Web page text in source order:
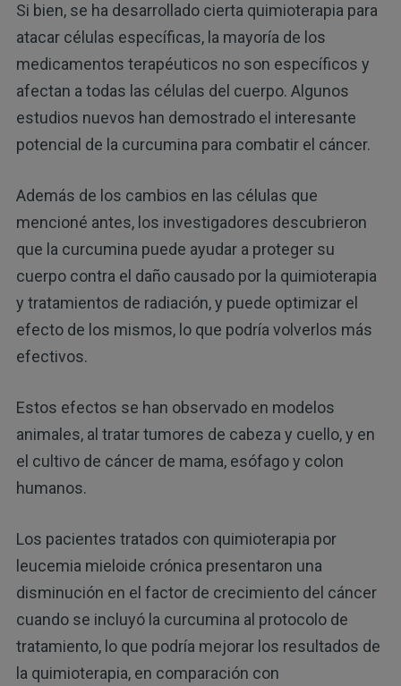
Si bien, se ha desarrollado cierta quimioterapia para
atacar células específicas, la mayoría de los
medicamentos terapéuticos no son específicos y
afectan a todas las células del cuerpo. Algunos
estudios nuevos han demostrado el interesante
potencial de la curcumina para combatir el cáncer.
Además de los cambios en las células que
mencioné antes, los investigadores descubrieron
que la curcumina puede ayudar a proteger su
cuerpo contra el daño causado por la quimioterapia
y tratamientos de radiación, y puede optimizar el
efecto de los mismos, lo que podría volverlos más
efectivos.
Estos efectos se han observado en modelos
animales, al tratar tumores de cabeza y cuello, y en
el cultivo de cáncer de mama, esófago y colon
humanos.
Los pacientes tratados con quimioterapia por
leucemia mieloide crónica presentaron una
disminución en el factor de crecimiento del cáncer
cuando se incluyó la curcumina al protocolo de
tratamiento, lo que podría mejorar los resultados de
la quimioterapia, en comparación con